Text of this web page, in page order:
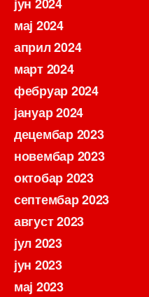
јун 2024
мај 2024
април 2024
март 2024
фебруар 2024
јануар 2024
децембар 2023
новембар 2023
октобар 2023
септембар 2023
август 2023
јул 2023
јун 2023
мај 2023